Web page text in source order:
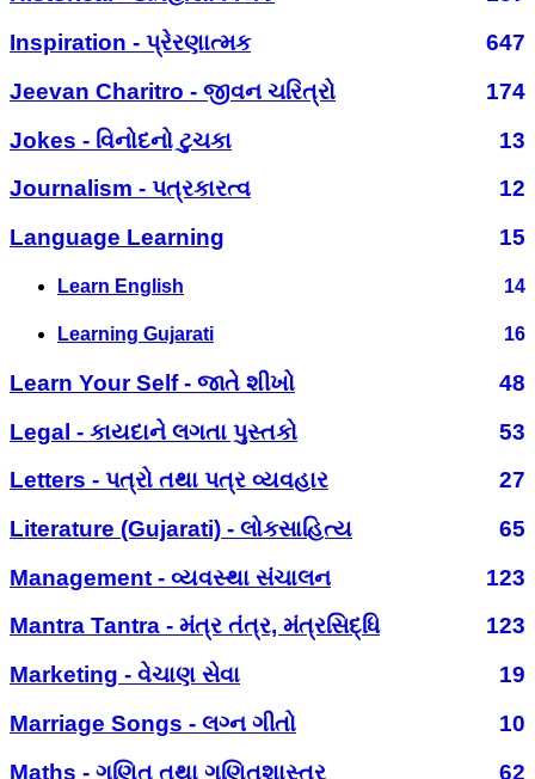
Inspiration - પ્રેરણાત્મક
647
Jeevan Charitro - જીવન ચરિત્રો
174
Jokes - વિનોદનો ટુચકા
13
Journalism - પત્રકારત્વ
12
Language Learning
15
Learn English 14
Learning Gujarati 16
Learn Your Self - જાતે શીખો
48
Legal - કાયદાને લગતા પુસ્તકો
53
Letters - પત્રો તથા પત્ર વ્યવહાર
27
Literature (Gujarati) - લોકસાહિત્ય
65
Management - વ્યવસ્થા સંચાલન
123
Mantra Tantra - મંત્ર તંત્ર, મંત્રસિદ્ધિ
123
Marketing - વેચાણ સેવા
19
Marriage Songs - લગ્ન ગીતો
10
Maths - ગણિત તથા ગણિતશાસ્ત્ર
62